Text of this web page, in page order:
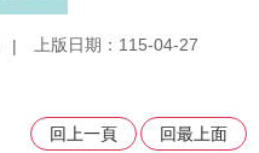
上版日期：115-04-27
回上一頁 回最上面